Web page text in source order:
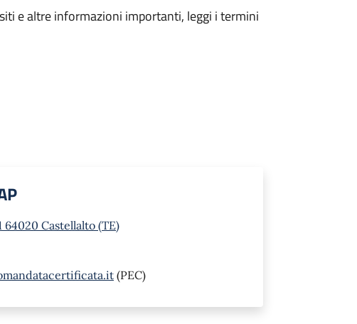
e altre informazioni importanti, leggi i termini
Castellalto (TE)
(PEC)